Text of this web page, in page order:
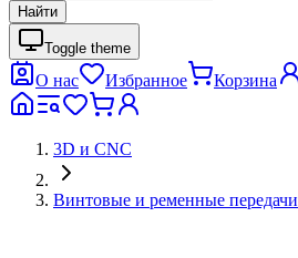
Найти
Toggle theme
О нас Избранное Корзина
3D и CNC
Винтовые и ременные передачи